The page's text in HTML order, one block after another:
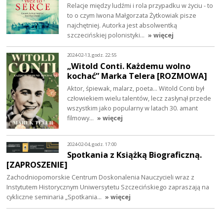
Relacje między ludźmi i rola przypadku w życiu - to
to o czym Iwona Małgorzata Żytkowiak pisze
najchętniej. Autorka jest absolwentką
szczecińskiej polonistyki… » więcej
2024-02-13, godz. 22:55
„Witold Conti. Każdemu wolno
kochać” Marka Telera [ROZMOWA]
Aktor, śpiewak, malarz, poeta... Witold Conti był
człowiekiem wielu talentów, lecz zasłynął przede
wszystkim jako popularny w latach 30. amant
filmowy… » więcej
2024-02-04, godz. 17:00
Spotkania z Książką Biograficzną.
[ZAPROSZENIE]
Zachodniopomorskie Centrum Doskonalenia Nauczycieli wraz z
Instytutem Historycznym Uniwersytetu Szczecińskiego zapraszają na
cykliczne seminaria „Spotkania… » więcej